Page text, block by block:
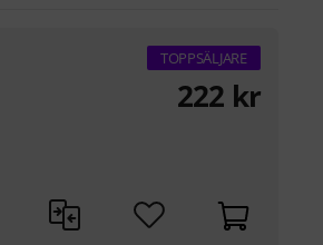
TOPPSÄLJARE
222 kr